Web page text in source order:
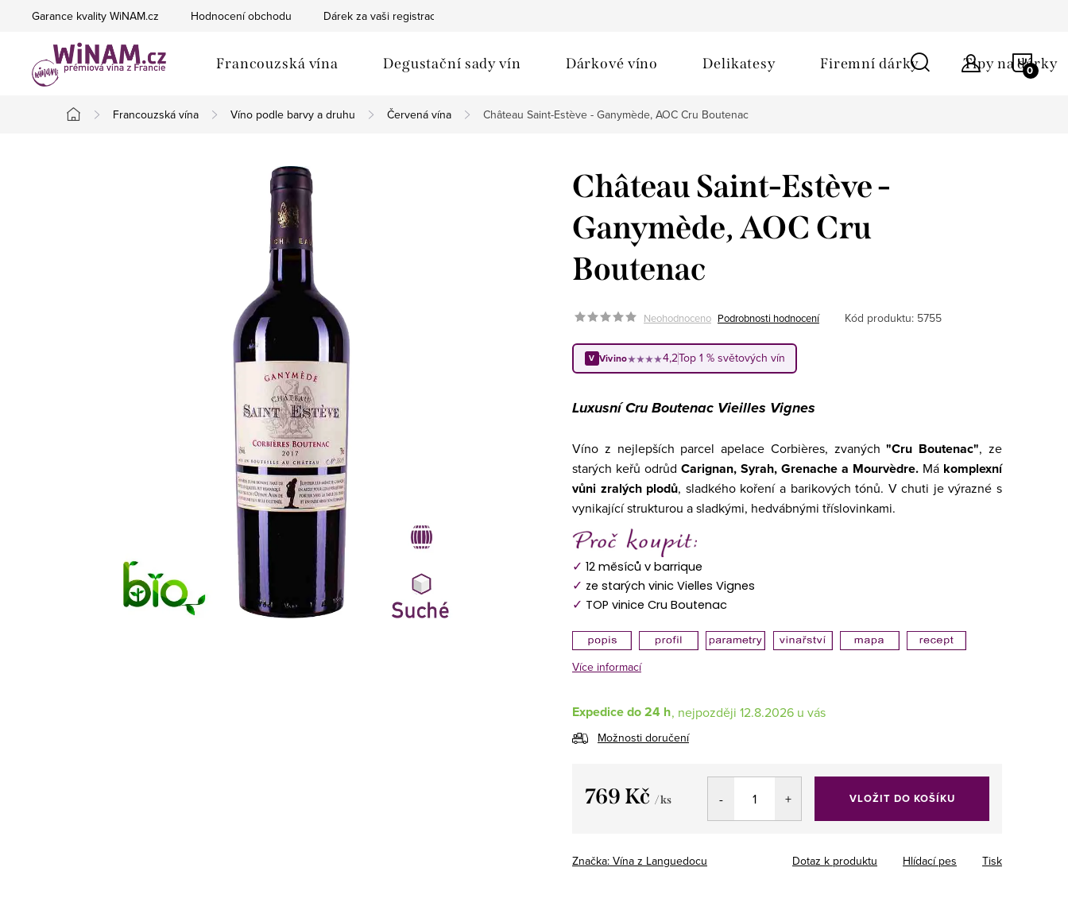
Garance kvality WiNAM.cz Hodnocení obchodu Dárek za vaši registraci
Francouzská vína Degustační sady vín Dárkové víno Delikatesy Firemní dárky Tipy na dárky
Domů
Francouzská vína Víno podle barvy a druhu Červená vína Château Saint-Estève - Ganymède, AOC Cru Boutenac
Château Saint-Estève -
Ganymède, AOC Cru
Boutenac
Neohodnoceno Podrobnosti hodnocení Kód produktu: 5755
V Vivino★★★★4,2Top 1 % světových vín
Luxusní Cru Boutenac Vieilles Vignes
Víno z nejlepších parcel apelace Corbières, zvaných "Cru Boutenac", ze
starých keřů odrůd Carignan, Syrah, Grenache a Mourvèdre. Má komplexní
vůni zralých plodů, sladkého koření a barikových tónů. V chuti je výrazné s
vynikající strukturou a sladkými, hedvábnými tříslovinkami.
✓ 12 měsíců v barrique
✓ ze starých vinic Vielles Vignes
✓ TOP vinice Cru Boutenac
Více informací
Expedice do 24 h 12.8.2026
Možnosti doručení
769 Kč / ks VLOŽIT DO KOŠÍKU
Značka: Vína z Languedocu Tisk
Dotaz k produktu Hlídací pes